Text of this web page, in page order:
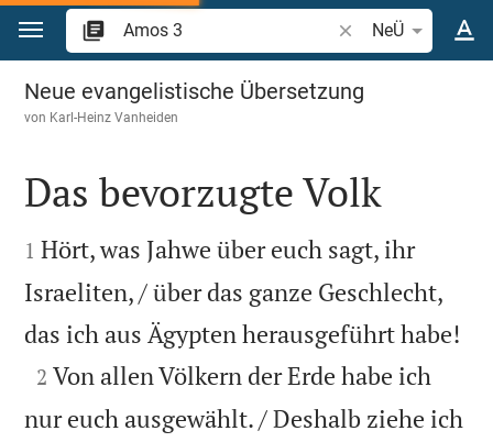
Zum Inhalt springen
Bibelstelle oder
NeÜ
Amos 3
Neue evangelistische Übersetzung
von Karl-Heinz Vanheiden

Das bevorzugte Volk

1 Hört, was Jahwe über euch sagt, ihr
Israeliten, / über das ganze Geschlecht,
das ich aus Ägypten herausgeführt habe!

2 Von allen Völkern der Erde habe ich
nur euch ausgewählt. / Deshalb ziehe ich